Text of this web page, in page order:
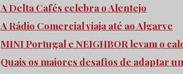
A Delta Cafés celebra o Alentejo
A Rádio Comercial viaja até ao Algarve
MINI Portugal e NEIGHBOR levam o
Quais os maiores desafios de adaptar